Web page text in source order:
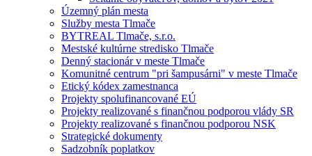
Územný plán mesta
Služby mesta Tlmače
BYTREAL Tlmače, s.r.o.
Mestské kultúrne stredisko Tlmače
Denný stacionár v meste Tlmače
Komunitné centrum "pri šampusárni" v meste Tlmače
Etický kódex zamestnanca
Projekty spolufinancované EÚ
Projekty realizované s finančnou podporou vlády SR
Projekty realizované s finančnou podporou NSK
Strategické dokumenty
Sadzobník poplatkov